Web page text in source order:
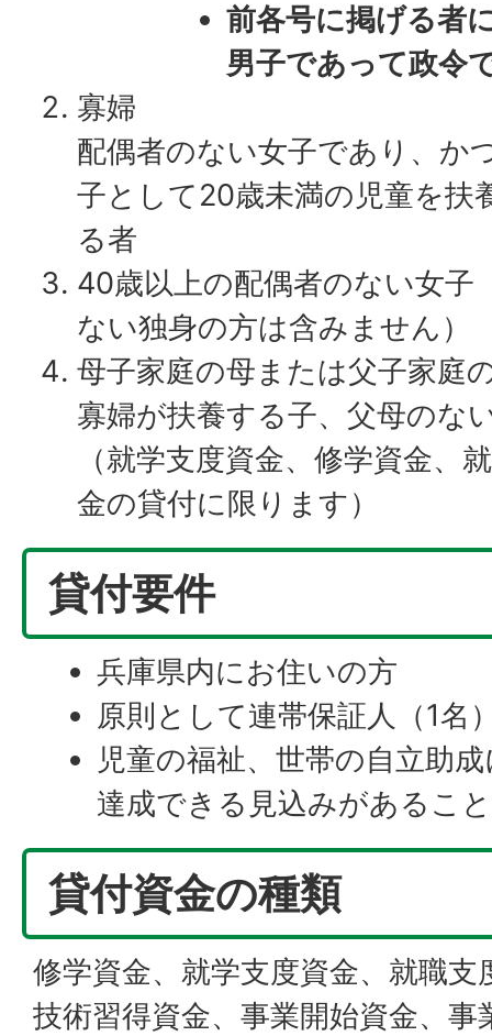
前各号に掲げる者
男子であって政令
寡婦
配偶者のない女子であり、か
子として20歳未満の児童を扶
る者
40歳以上の配偶者のない女子
ない独身の方は含みません）
母子家庭の母または父子家庭
寡婦が扶養する子、父母のな
（就学支度資金、修学資金、
金の貸付に限ります）
貸付要件
兵庫県内にお住いの方
原則として連帯保証人（1名
児童の福祉、世帯の自立助
達成できる見込みがあること
貸付資金の種類
修学資金、就学支度資金、就職支
技術習得資金、事業開始資金、事